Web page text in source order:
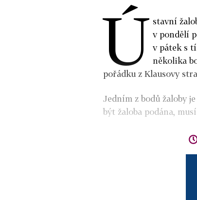
Ú stavní
v pondělí
v pátek s
několika
pořádku z Klausovy
Jedním z bodů žaloby
být žaloba podána,